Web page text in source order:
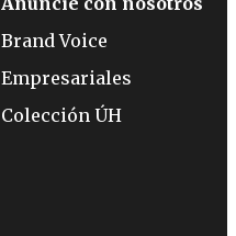
Brand Voice
Empresariales
Colección ÚH